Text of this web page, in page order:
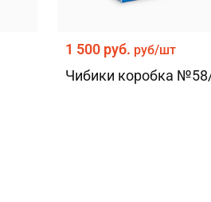
1 500 руб. руб/шт
Чибики коробка